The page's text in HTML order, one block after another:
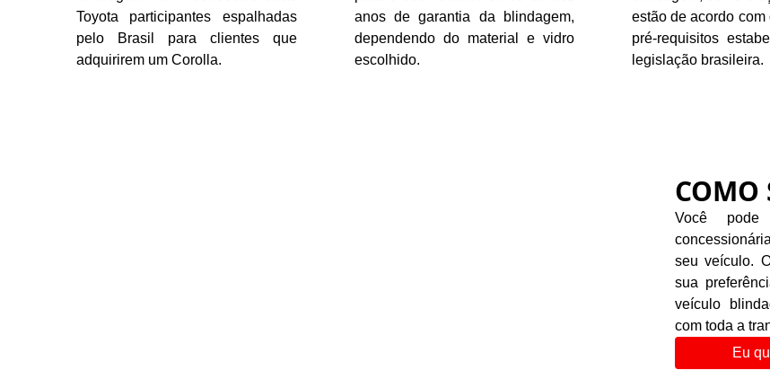
Toyota participantes espalhadas
pelo Brasil para clientes que
adquirirem um Corolla.
anos de garantia da blindagem,
dependendo do material e vidro
escolhido.
estão de acordo com
pré-requisitos
legislação brasileira.
COMO
Você pode
seu veículo.
sua
veículo
com toda a
Eu